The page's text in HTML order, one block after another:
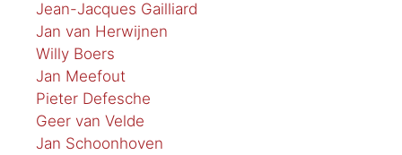
Jean-Jacques Gailliard
Jan van Herwijnen
Willy Boers
Jan Meefout
Pieter Defesche
Geer van Velde
Jan Schoonhoven